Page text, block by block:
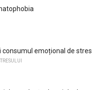
consumul emoțional de stres